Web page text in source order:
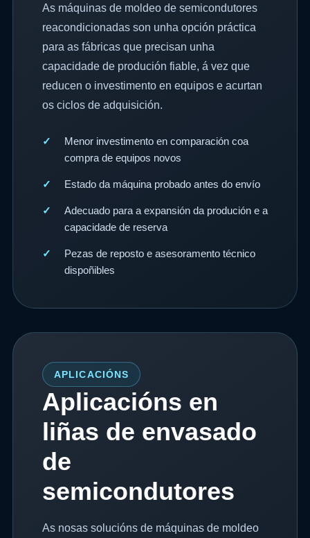
As máquinas de moldeo de semicondutores
reacondicionadas son unha opción práctica
para as fábricas que precisan unha
capacidade de produción fiable, á vez que
reducen o investimento en equipos e acurtan
os ciclos de adquisición.
Menor investimento en comparación coa
compra de equipos novos
Estado da máquina probado antes do envío
Adecuado para a expansión da produción e a
capacidade de reserva
Pezas de reposto e asesoramento técnico
dispoñibles
APLICACIÓNS
Aplicacións en
liñas de envasado
de
semicondutores
As nosas solucións de máquinas de moldeo